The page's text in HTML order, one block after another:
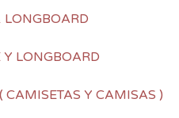
LONGBOARD
Y LONGBOARD
CAMISETAS Y CAMISAS )